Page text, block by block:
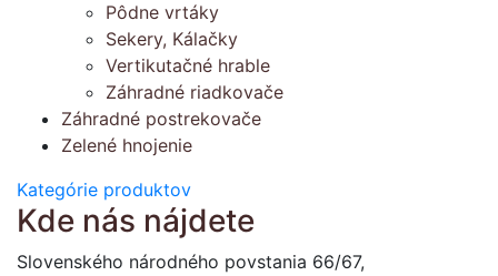
Pôdne vrtáky
Sekery, Kálačky
Vertikutačné hrable
Záhradné riadkovače
Záhradné postrekovače
Zelené hnojenie
Kategórie produktov
Kde nás nájdete
Slovenského národného povstania 66/67,